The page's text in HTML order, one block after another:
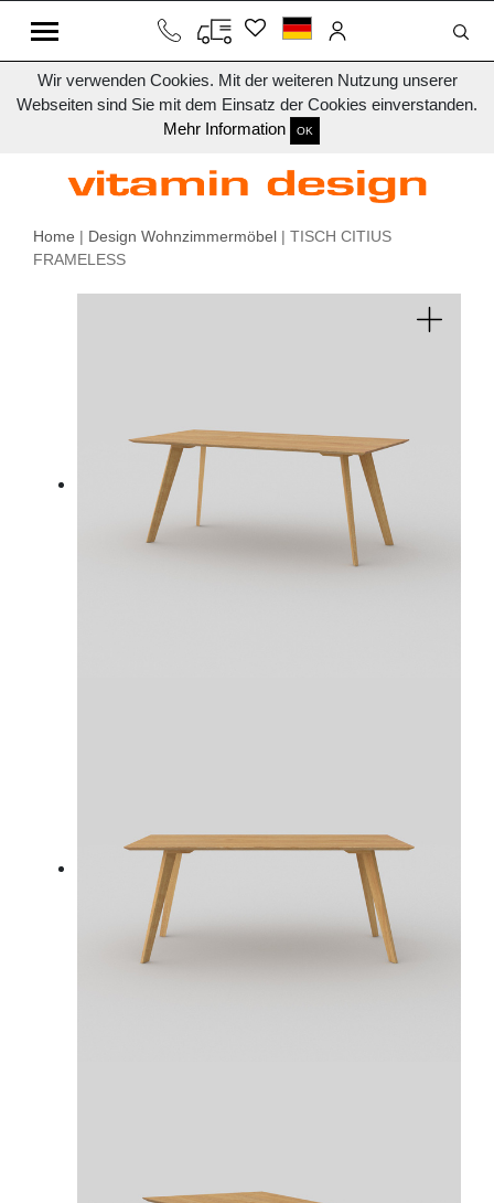
Wir verwenden Cookies. Mit der weiteren Nutzung unserer
Webseiten sind Sie mit dem Einsatz der Cookies einverstanden.
Mehr Information
OK
Home | Design Wohnzimmermöbel | TISCH CITIUS
FRAMELESS